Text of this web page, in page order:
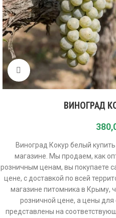
Click to enlarge
ВИНОГРАД
Виноград Кокур белый
магазине. Мы продаем, как
розничным ценам, вы покупаете
цене, с доставкой по всей
магазине питомника в Крыму,
розничной цене, а цены для
представлены на